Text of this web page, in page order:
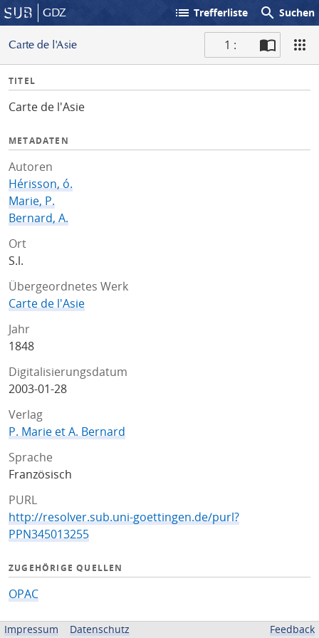
GDZ list Trefferliste search Suchen
Carte de l'Asie 1 :
I
f
TITEL
Carte de l'Asie
METADATEN
Autoren
Hérisson, ó.
Marie, P.
Bernard, A.
Ort
S.l.
Übergeordnetes Werk
Carte de l'Asie
Jahr
1848
Digitalisierungsdatum
2003-01-28
Verlag
P. Marie et A. Bernard
Sprache
Französisch
PURL
http://resolver.sub.uni-goettingen.de/purl?
PPN345013255
ZUGEHÖRIGE QUELLEN
OPAC
BEREITGESTELLT VON
Impressum Datenschutz Feedback